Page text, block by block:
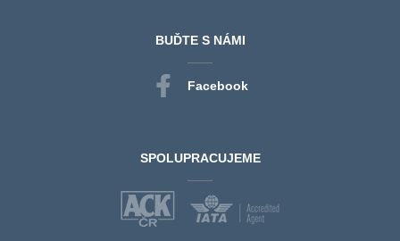
BUĎTE S NÁMI
Facebook
SPOLUPRACUJEME